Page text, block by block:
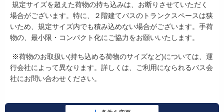
規定サイズを超えた荷物の持ち込みは、お断りさせていただく
場合がございます。特に、２階建てバスのトランクスペースは狭
いため、規定サイズ内でも積み込めない場合がございます。手荷
物の、最小限・コンパクト化にご協力をお願いいたします。
※荷物のお取扱い(持ち込める荷物のサイズなど)については、運
行会社によって異なります。詳しくは、ご利用になられるバス会
社にお問い合わせください。